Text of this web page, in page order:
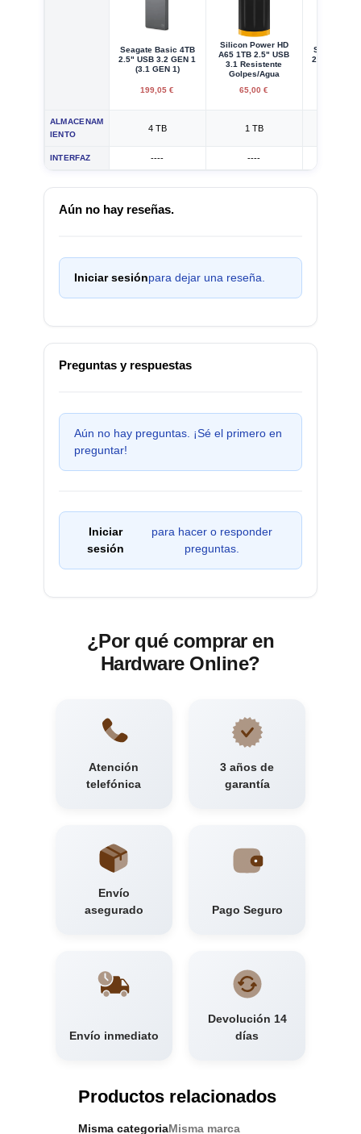
Seagate Basic 4TB
2.5" USB 3.2 GEN 1
(3.1 GEN 1)
199,05 €
Silicon Power HD
A65 1TB 2.5" USB
3.1 Resistente
Golpes/Agua
65,00 €
Seagate
2.5" USB
ALMACENAM
IENTO
4 TB 1 TB
INTERFAZ ---- ----
Aún no hay reseñas.
Iniciar sesiónpara dejar una reseña.
Preguntas y respuestas
Aún no hay preguntas. ¡Sé el primero en
preguntar!
Iniciar
sesión
para hacer o responder
preguntas.
¿Por qué comprar en
Hardware Online?
Atención
telefónica
3 años de
garantía
Envío
asegurado
Pago Seguro
Envío inmediato
Devolución 14
días
Productos relacionados
Misma categoriaMisma marca